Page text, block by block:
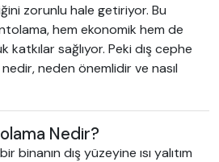
zorunlu hale getiriyor. Bu
hem ekonomik hem de
sağlıyor. Peki dış cephe
neden önemlidir ve nasıl
Nedir?
binanın dış yüzeyine ısı yalıtım